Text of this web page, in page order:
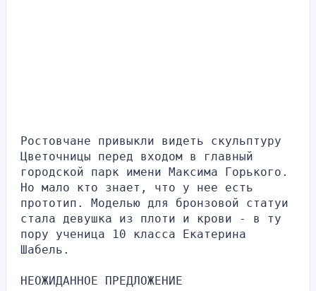
Ростовчане привыкли видеть скульптуру
Цветочницы перед входом в главный
городской парк имени Максима Горького.
Но мало кто знает, что у нее есть
прототип. Моделью для бронзовой статуи
стала девушка из плоти и крови - в ту
пору ученица 10 класса Екатерина
Шабель.
НЕОЖИДАННОЕ ПРЕДЛОЖЕНИЕ